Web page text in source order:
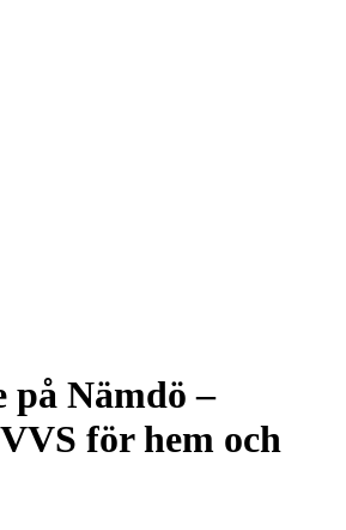
på Nämdö –
för hem och